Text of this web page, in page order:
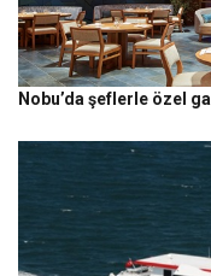
Nobu’da şeflerle özel